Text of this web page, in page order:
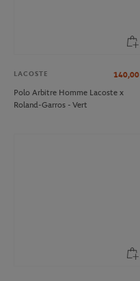
LACOSTE 140,00
Polo Arbitre Homme Lacoste x
Roland-Garros - Vert